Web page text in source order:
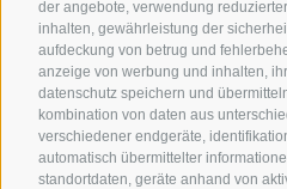
der angebote, verwendung
inhalten, gewährleistung der
aufdeckung von betrug und
anzeige von werbung und inhalten,
datenschutz speichern und
kombination von daten aus
verschiedener endgeräte,
automatisch übermittelter
standortdaten, geräte anhand von
Hochpustertal -
+39 0474